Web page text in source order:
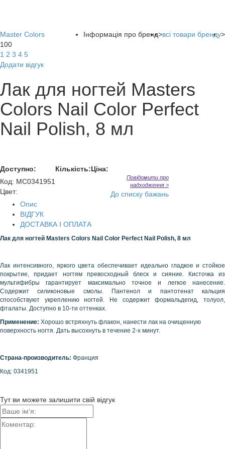
Інформація про бренд>всі товари бренду>
Master Colors
100
1 2 3 4 5
Додати відгук
Лак для ногтей Masters
Colors Nail Color Perfect
Nail Polish, 8 мл
Доступно: Кількість:Ціна:
Код: MC0341951
Цвет:
Повідомити про
надходження >
До списку бажань
Опис
ВІДГУК
ДОСТАВКА І ОПЛАТА
Лак для ногтей Masters Colors Nail Color Perfect Nail Polish, 8 мл
Лак интенсивного, яркого цвета обеспечивает идеально гладкое и стойкое
покрытие, придает ногтям превосходный блеск и сияние. Кисточка из
мультифибры гарантирует максимально точное и легкое нанесение.
Содержит силиконовые смолы. Пантенол и пантотенат кальция
способствуют укреплению ногтей. Не содержит формальдегид, толуол,
фталаты. Доступно в 10-ти оттенках.
Применение: Хорошо встряхнуть флакон, нанести лак на очищенную
поверхность ногтя. Дать высохнуть в течение 2-х минут.
Страна-производитель: Франция
Код: 0341951
Тут ви можете залишити свій відгук